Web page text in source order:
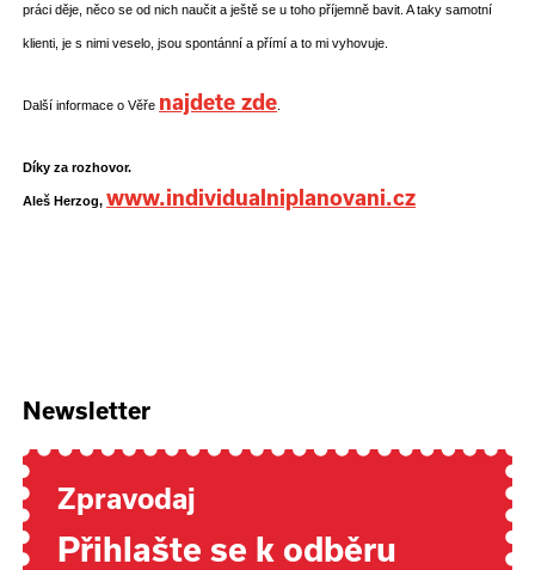
práci děje, něco se od nich naučit a ještě se u toho příjemně bavit. A taky samotní
klienti, je s nimi veselo, jsou spontánní a přímí a to mi vyhovuje.
Další informace o Věře najdete zde
Díky za rozhovor.
Aleš Herzog,www.individualniplanovani.cz
Newsletter
Zpravodaj
Přihlašte se k odběru